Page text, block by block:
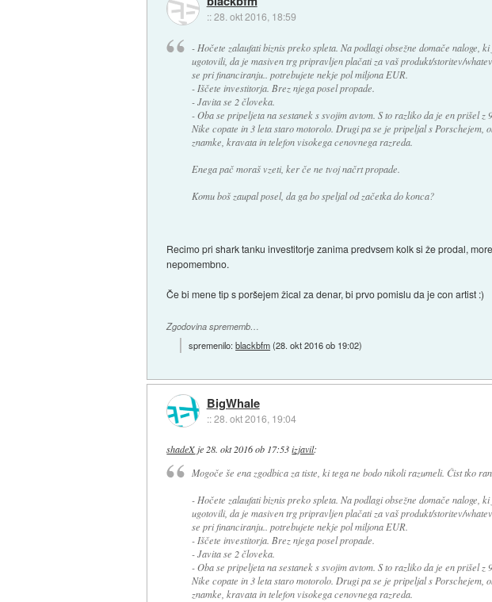
::28. okt 2016, 18:59
- Hočete zalaufati biznis preko spleta. Na podlagi obsežne domače naloge,
ugotovili, da je masiven trg pripravljen plačati za vaš produkt/storitev/
se pri financiranju.. potrebujete nekje pol miljona EUR.
- Iščete investitorja. Brez njega posel propade.
- Javita se 2 človeka.
- Oba se pripeljeta na sestanek s svojim avtom. S to razliko da je en prišel z
Nike copate in 3 leta staro motorolo. Drugi pa se je pripeljal s Porschejem,
znamke, kravata in telefon visokega cenovnega razreda.
Enega pač moraš vzeti, ker če ne tvoj načrt propade.
Komu boš zaupal posel, da ga bo speljal od začetka do konca?
Recimo pri shark tanku investitorje zanima predvsem kolk si že prodal,
nepomembno.
Če bi mene tip s poršejem žical za denar, bi prvo pomislu da je con artist :)
Zgodovina sprememb…
spremenilo:blackbfm(28. okt 2016 ob 19:02)
BigWhale
::28. okt 2016, 19:04
shadeX je 28. okt 2016 ob 17:53 izjavil:
Mogoče še ena zgodbica za tiste, ki tega ne bodo nikoli razumeli. Čist tko
- Hočete zalaufati biznis preko spleta. Na podlagi obsežne domače naloge,
ugotovili, da je masiven trg pripravljen plačati za vaš produkt/storitev/
se pri financiranju.. potrebujete nekje pol miljona EUR.
- Iščete investitorja. Brez njega posel propade.
- Javita se 2 človeka.
- Oba se pripeljeta na sestanek s svojim avtom. S to razliko da je en prišel z
Nike copate in 3 leta staro motorolo. Drugi pa se je pripeljal s Porschejem,
znamke, kravata in telefon visokega cenovnega razreda.